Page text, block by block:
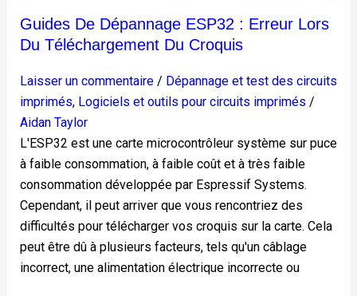
Guides De Dépannage ESP32 : Erreur Lors
Du Téléchargement Du Croquis
Laisser un commentaire / Dépannage et test des circuits
imprimés, Logiciels et outils pour circuits imprimés /
Aidan Taylor
L'ESP32 est une carte microcontrôleur système sur puce
à faible consommation, à faible coût et à très faible
consommation développée par Espressif Systems.
Cependant, il peut arriver que vous rencontriez des
difficultés pour télécharger vos croquis sur la carte. Cela
peut être dû à plusieurs facteurs, tels qu'un câblage
incorrect, une alimentation électrique incorrecte ou
du
croquis